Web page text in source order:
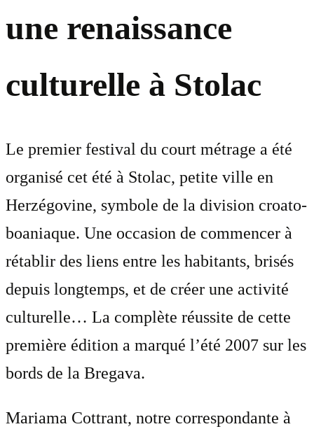
une renaissance
culturelle à Stolac
Le premier festival du court métrage a été
organisé cet été à Stolac, petite ville en
Herzégovine, symbole de la division croato-
boaniaque. Une occasion de commencer à
rétablir des liens entre les habitants, brisés
depuis longtemps, et de créer une activité
culturelle… La complète réussite de cette
première édition a marqué l’été 2007 sur les
bords de la Bregava.
Mariama Cottrant, notre correspondante à